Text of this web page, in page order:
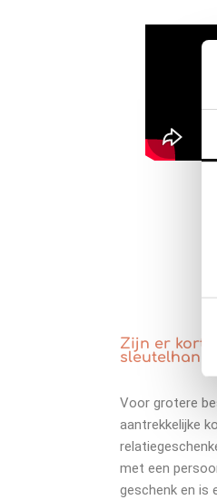
Zijn er
Voor grotere
aantrekkelijke
met een
geschenk en is